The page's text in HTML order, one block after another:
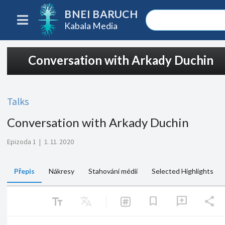
BNEI BARUCH
Kabala Media
Conversation with Arkady Duchin
Talks
Conversation with Arkady Duchin
Epizoda 1 | 1. 11. 2020
Přepis Nákresy Stahování médií Selected Highlights
text_fields Translate bookmark add_comment share